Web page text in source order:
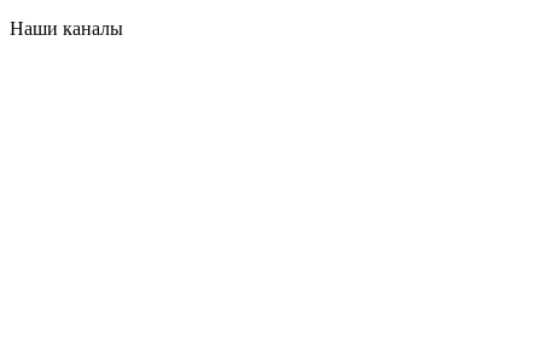
Наши каналы